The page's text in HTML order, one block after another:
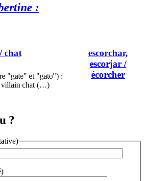
:
chat
"gate" et "gato") :
villain chat (…)
escorchar,
escorjar /
écorcher
?